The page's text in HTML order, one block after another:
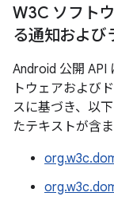
供する相手に同
す。ソフトウェ
とを条件としま
本ソフトウェア
示を問わず、商
かなる種類の保
/ 結果的損害、
W3C ソフト
る通知および
Android 公開 API
トウェアおよび
スに基づき、以
たテキストが含ま